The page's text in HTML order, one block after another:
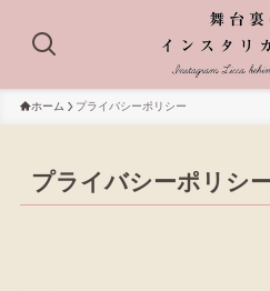
ホーム プライバシーポリシー
プライバシーポリシ